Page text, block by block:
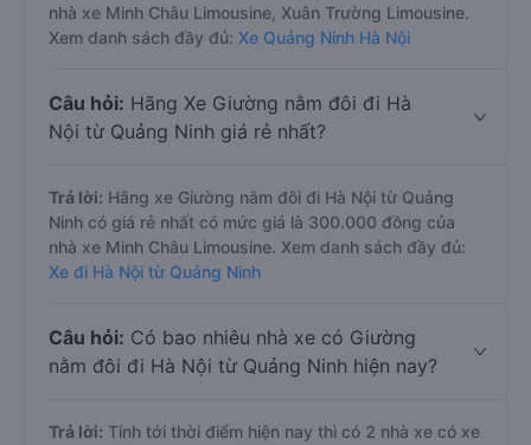
nhà xe Minh Châu Limousine, Xuân Trường Limousine.
Xem danh sách đầy đủ: Xe Quảng Ninh Hà Nội
Câu hỏi: Hãng Xe Giường nằm đôi đi Hà
Nội từ Quảng Ninh giá rẻ nhất?
Trả lời: Hãng xe Giường nằm đôi đi Hà Nội từ Quảng
Ninh có giá rẻ nhất có mức giá là 300.000 đồng của
nhà xe Minh Châu Limousine. Xem danh sách đầy đủ:
Xe đi Hà Nội từ Quảng Ninh
Câu hỏi: Có bao nhiêu nhà xe có Giường
nằm đôi đi Hà Nội từ Quảng Ninh hiện nay?
Trả lời: Tính tới thời điểm hiện nay thì có 2 nhà xe có xe